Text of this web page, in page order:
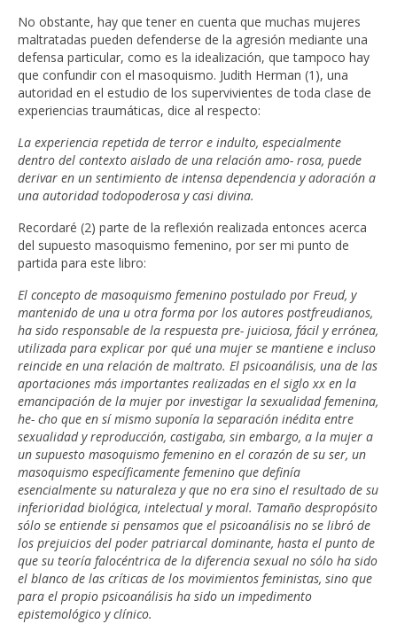
No obstante, hay que tener en cuenta que muchas mujeres
maltratadas pueden defenderse de la agresión mediante una
defensa particular, como es la idealización, que tampoco hay
que confundir con el masoquismo. Judith Herman (1), una
autoridad en el estudio de los supervivientes de toda clase de
experiencias traumáticas, dice al respecto:
La experiencia repetida de terror e indulto, especialmente
dentro del contexto aislado de una relación amo- rosa, puede
derivar en un sentimiento de intensa dependencia y adoración a
una autoridad todopoderosa y casi divina.
Recordaré (2) parte de la reflexión realizada entonces acerca
del supuesto masoquismo femenino, por ser mi punto de
partida para este libro:
El concepto de masoquismo femenino postulado por Freud, y
mantenido de una u otra forma por los autores postfreudianos,
ha sido responsable de la respuesta pre- juiciosa, fácil y errónea,
utilizada para explicar por qué una mujer se mantiene e incluso
reincide en una relación de maltrato. El psicoanálisis, una de las
aportaciones más importantes realizadas en el siglo xx en la
emancipación de la mujer por investigar la sexualidad femenina,
he- cho que en sí mismo suponía la separación inédita entre
sexualidad y reproducción, castigaba, sin embargo, a la mujer a
un supuesto masoquismo femenino en el corazón de su ser, un
masoquismo específicamente femenino que definía
esencialmente su naturaleza y que no era sino el resultado de su
inferioridad biológica, intelectual y moral. Tamaño despropósito
sólo se entiende si pensamos que el psicoanálisis no se libró de
los prejuicios del poder patriarcal dominante, hasta el punto de
que su teoría falocéntrica de la diferencia sexual no sólo ha sido
el blanco de las críticas de los movimientos feministas, sino que
para el propio psicoanálisis ha sido un impedimento
epistemológico y clínico.